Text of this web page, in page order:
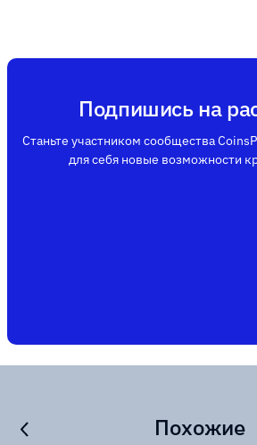
Подпишись на
Станьте участником сообщества
для себя новые возможности
Похожие